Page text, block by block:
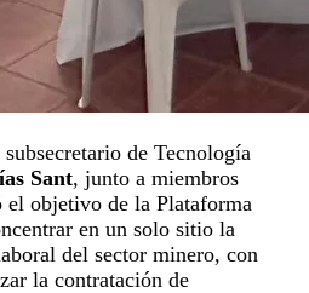
de Tecnología
Sant, junto a miembros
el objetivo de la Plataforma
en un solo sitio la
del sector minero, con
la contratación de